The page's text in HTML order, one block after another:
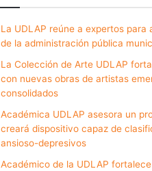
La UDLAP reúne a expertos para
de la administración pública
La Colección de Arte UDLAP
con nuevas obras de artistas
consolidados
Académica UDLAP asesora un
creará dispositivo capaz de
ansioso-depresivos
Académico de la UDLAP